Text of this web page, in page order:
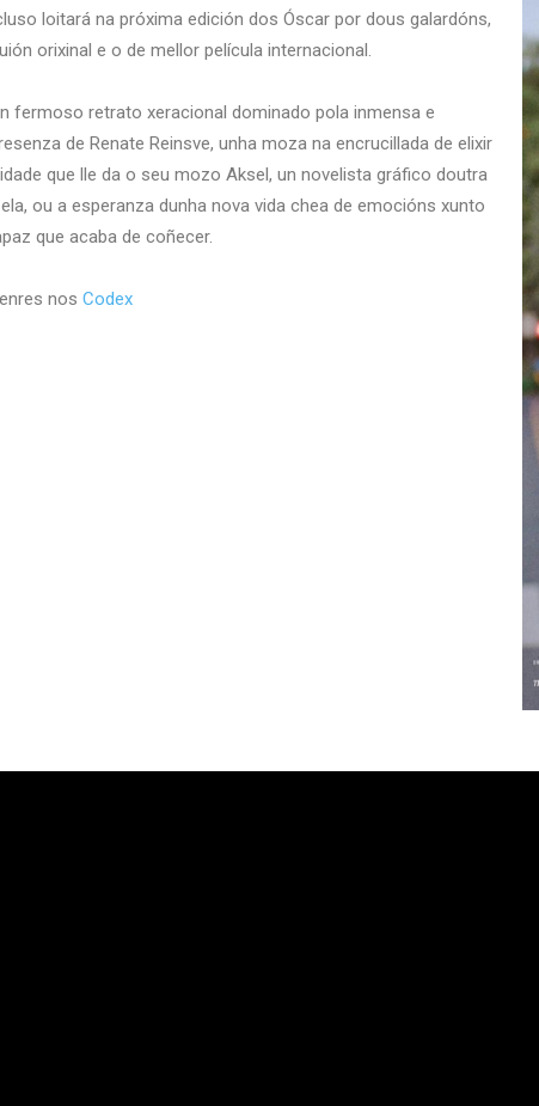
loitará na próxima edición dos Óscar por dous galardóns,
orixinal e o de mellor película internacional.
fermoso retrato xeracional dominado pola inmensa e
de Renate Reinsve, unha moza na encrucillada de elixir
que lle da o seu mozo Aksel, un novelista gráfico doutra
ou a esperanza dunha nova vida chea de emocións xunto
que acaba de coñecer.
nos Codex